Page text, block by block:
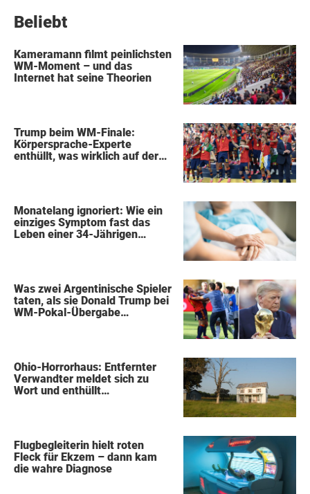
Beliebt
Kameramann filmt peinlichsten
WM-Moment – und das
Internet hat seine Theorien
Trump beim WM-Finale:
Körpersprache-Experte
enthüllt, was wirklich auf der
Monatelang ignoriert: Wie ein
einziges Symptom fast das
Leben einer 34-Jährigen
Was zwei Argentinische Spieler
taten, als sie Donald Trump bei
WM-Pokal-Übergabe
Ohio-Horrorhaus: Entfernter
Verwandter meldet sich zu
Wort und enthüllt
Flugbegleiterin hielt roten
Fleck für Ekzem – dann kam
die wahre Diagnose